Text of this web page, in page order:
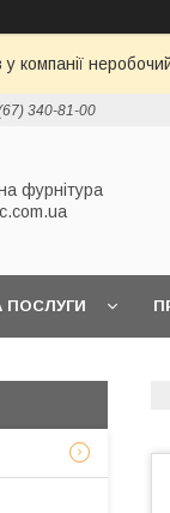
у компанії
340-81-00
фурнітура
ПОСЛУГИ